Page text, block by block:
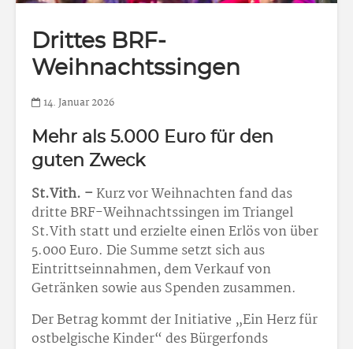
Drittes BRF-
Weihnachtssingen
14. Januar 2026
Mehr als 5.000 Euro für den
guten Zweck
St.Vith. – Kurz vor Weihnachten fand das
dritte BRF-Weihnachtssingen im Triangel
St.Vith statt und erzielte einen Erlös von über
5.000 Euro. Die Summe setzt sich aus
Eintrittseinnahmen, dem Verkauf von
Getränken sowie aus Spenden zusammen.
Der Betrag kommt der Initiative „Ein Herz für
ostbelgische Kinder“ des Bürgerfonds